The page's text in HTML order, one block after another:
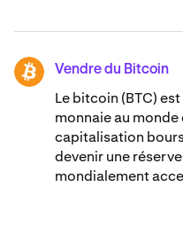
BTC Vendre du Bitcoin
Le bitcoin (BTC)
monnaie au monde
capitalisation
devenir une
mondialement